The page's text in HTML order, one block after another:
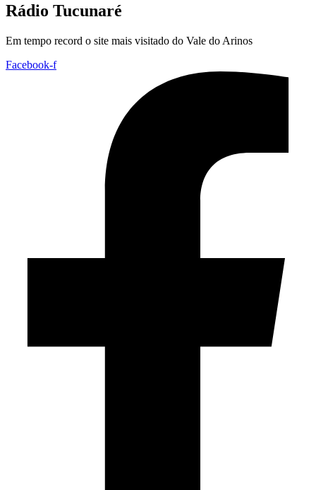
Rádio Tucunaré
Em tempo record o site mais visitado do Vale do Arinos
Facebook-f